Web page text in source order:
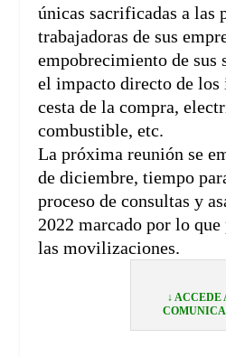
únicas sacrificadas a las
trabajadoras de sus
empobrecimiento de sus
el impacto directo de los
cesta de la compra,
combustible, etc.
La próxima reunión se
de diciembre, tiempo
proceso de consultas y
2022 marcado por lo
las movilizaciones.
↓ ACCEDE